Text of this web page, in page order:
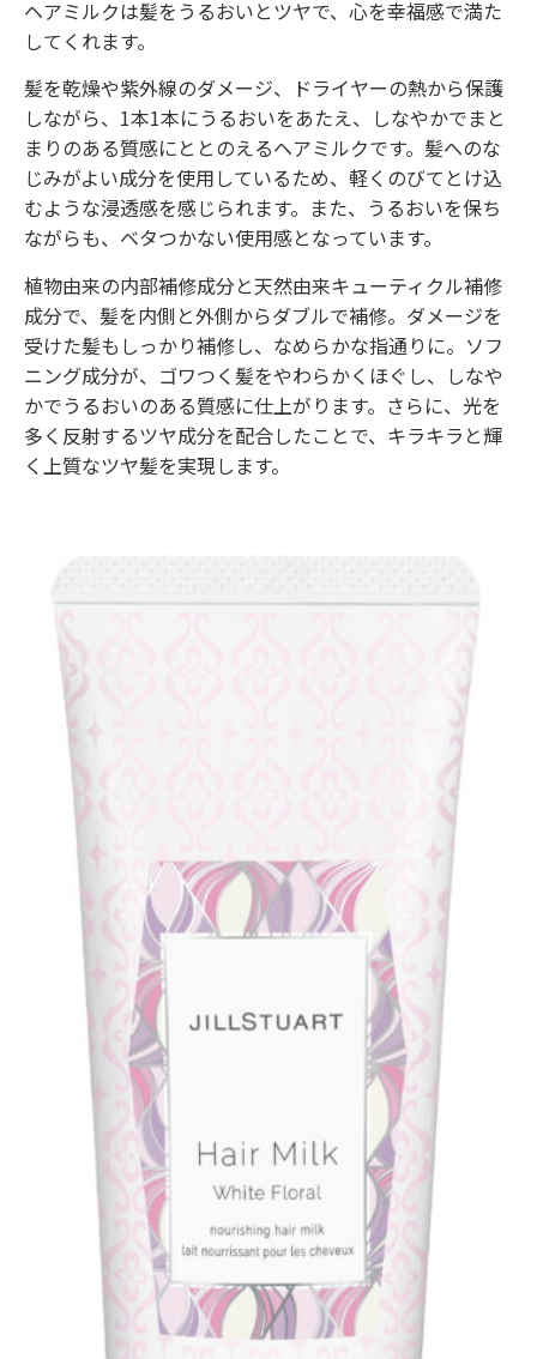
ヘアミルクは髪をうるおいとツヤで、心を幸福感で満た
してくれます。
髪を乾燥や紫外線のダメージ、ドライヤーの熱から保護
しながら、1本1本にうるおいをあたえ、しなやかでまと
まりのある質感にととのえるヘアミルクです。髪へのな
じみがよい成分を使用しているため、軽くのびてとけ込
むような浸透感を感じられます。また、うるおいを保ち
ながらも、ベタつかない使用感となっています。
植物由来の内部補修成分と天然由来キューティクル補修
成分で、髪を内側と外側からダブルで補修。ダメージを
受けた髪もしっかり補修し、なめらかな指通りに。ソフ
ニング成分が、ゴワつく髪をやわらかくほぐし、しなや
かでうるおいのある質感に仕上がります。さらに、光を
多く反射するツヤ成分を配合したことで、キラキラと輝
く上質なツヤ髪を実現します。